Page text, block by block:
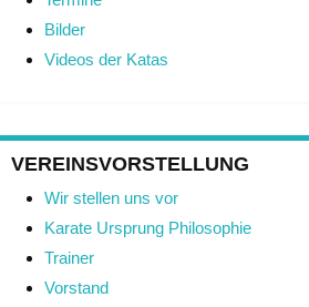
Bilder
Videos der Katas
VEREINSVORSTELLUNG
Wir stellen uns vor
Karate Ursprung Philosophie
Trainer
Vorstand